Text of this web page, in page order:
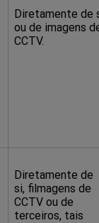
Diretamente de
ou de imagens
CCTV.
Diretamente de
si, filmagens de
CCTV ou de
terceiros, tais